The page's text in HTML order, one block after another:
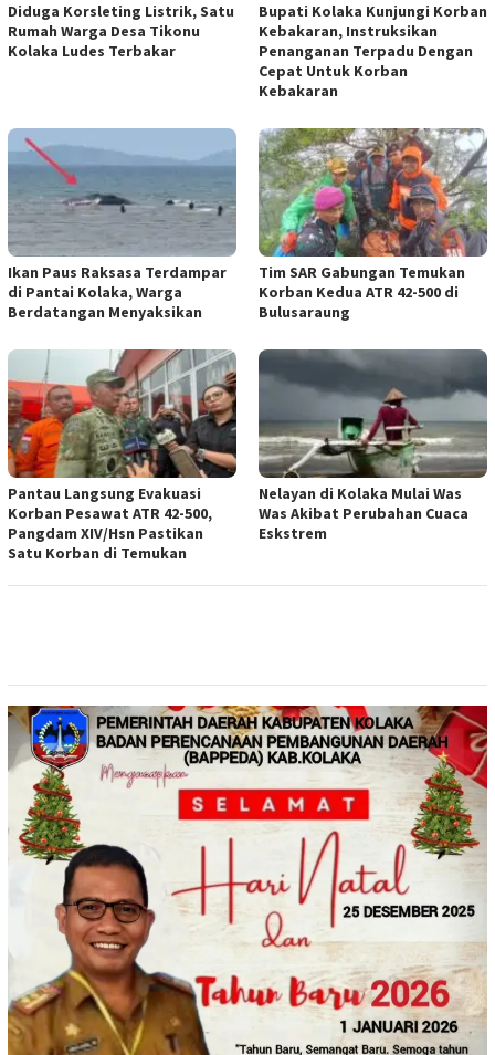
Diduga Korsleting Listrik, Satu
Rumah Warga Desa Tikonu
Kolaka Ludes Terbakar
Bupati Kolaka Kunjungi Korban
Kebakaran, Instruksikan
Penanganan Terpadu Dengan
Cepat Untuk Korban
Kebakaran
Ikan Paus Raksasa Terdampar
di Pantai Kolaka, Warga
Berdatangan Menyaksikan
Tim SAR Gabungan Temukan
Korban Kedua ATR 42-500 di
Bulusaraung
Pantau Langsung Evakuasi
Korban Pesawat ATR 42-500,
Pangdam XIV/Hsn Pastikan
Satu Korban di Temukan
Nelayan di Kolaka Mulai Was
Was Akibat Perubahan Cuaca
Eskstrem